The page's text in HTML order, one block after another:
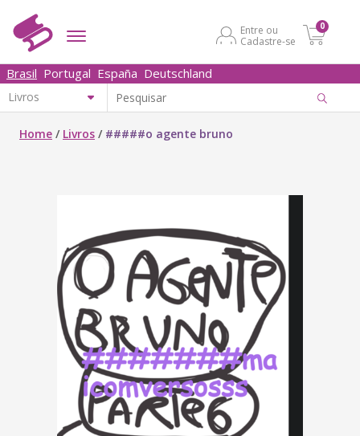
Entre ou
Cadastre-se
0
Brasil Portugal España Deutschland
Home / Livros / #####o agente bruno